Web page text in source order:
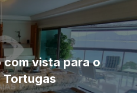
vista para o
Tortugas